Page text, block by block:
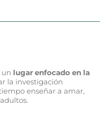
un lugar enfocado en la
la investigación
enseñar a amar,